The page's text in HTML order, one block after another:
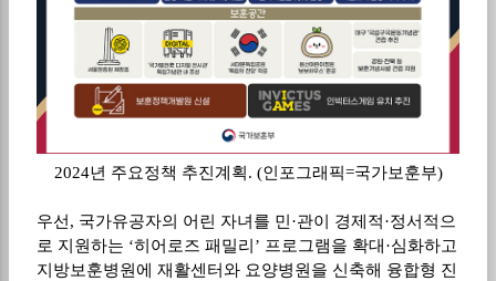
2024년 주요정책 추진계획. (인포그래픽=국가보훈부)
우선 , 국가유공자의 어린 자녀를 민 ·관이 경제적·정서적으
로 지원하는 ‘히어로즈 패밀리 ’ 프로그램을 확대 ·심화하고
지방보훈병원에 재활센터와 요양병원을 신축해 융합형 진